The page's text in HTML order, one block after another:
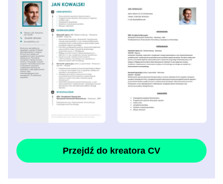
Przejdź do kreatora CV